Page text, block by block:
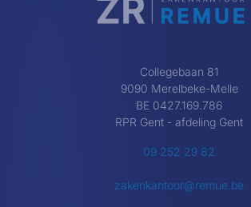
Collegebaan 81
9090 Merelbeke-Melle
BE 0427.169.786
RPR Gent - afdeling Gent
09 252 29 82
zakenkantoor@remue.be